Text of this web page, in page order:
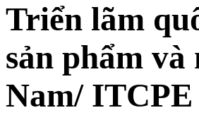
Triển lãm
sản phẩm
Nam/